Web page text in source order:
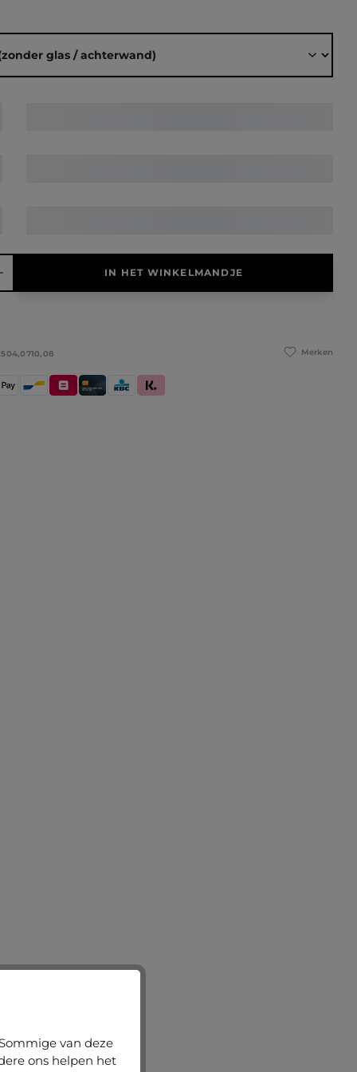
IN HET WINKELMANDJE
Merken
Pay
Bancontact
BelfiusKredietkaart / Bankkaart
KBC/CBC Payment Button
Klarna (Achteraf betalen / In delen
van deze
ons helpen het